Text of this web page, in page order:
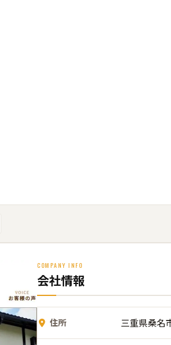
COMPANY INFO
会社情報
住所 三重県桑名